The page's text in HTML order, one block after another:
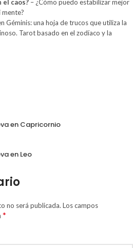
el caos? – ¿Cómo puedo estabilizar mejor
en Capricornio
en Leo
no será publicada. Los campos
*